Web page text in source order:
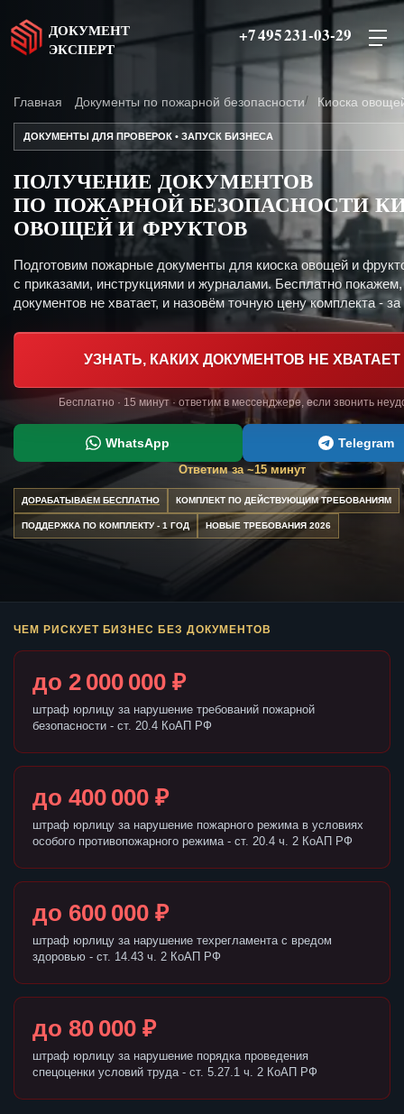
ДОКУМЕНТ
ЭКСПЕРТ
+7 495 231-03-29
Главная Документы по пожарной безопасности Киоска
ДОКУМЕНТЫ ДЛЯ ПРОВЕРОК • ЗАПУСК БИЗНЕСА
ПОЛУЧЕНИЕ ДОКУМЕНТОВ
ПО ПОЖАРНОЙ БЕЗОПАСНОСТИ
ОВОЩЕЙ И ФРУКТОВ
Подготовим пожарные документы для киоска овощей и
с приказами, инструкциями и журналами. Бесплатно покажем,
документов не хватает, и назовём точную цену комплекта - за
УЗНАТЬ, КАКИХ ДОКУМЕНТОВ НЕ ХВАТАЕТ
Бесплатно · 15 минут · ответим в мессенджере, если звонить
WhatsApp Telegram
Ответим за ~15 минут
ДОРАБАТЫВАЕМ БЕСПЛАТНО КОМПЛЕКТ ПО ДЕЙСТВУЮЩИМ ТРЕБОВАНИЯМ
ПОДДЕРЖКА ПО КОМПЛЕКТУ - 1 ГОД НОВЫЕ ТРЕБОВАНИЯ 2026
ЧЕМ РИСКУЕТ БИЗНЕС БЕЗ ДОКУМЕНТОВ
до 2 000 000 ₽
штраф юрлицу за нарушение требований пожарной
безопасности - ст. 20.4 КоАП РФ
до 400 000 ₽
штраф юрлицу за нарушение пожарного режима в условиях
особого противопожарного режима - ст. 20.4 ч. 2 КоАП РФ
до 600 000 ₽
штраф юрлицу за нарушение техрегламента с вредом
здоровью - ст. 14.43 ч. 2 КоАП РФ
до 80 000 ₽
штраф юрлицу за нарушение порядка проведения
спецоценки условий труда - ст. 5.27.1 ч. 2 КоАП РФ